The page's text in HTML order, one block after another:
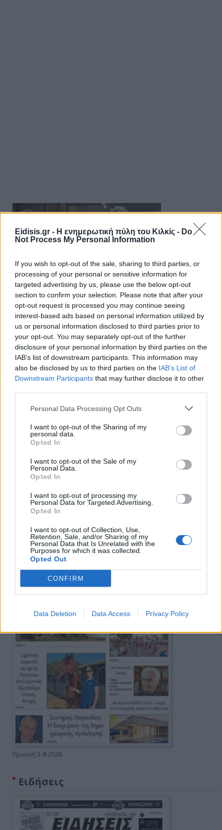
Eidisis.gr - Η ενημερωτική πύλη του Κιλκίς - Do
Not Process My Personal Information
If you wish to opt-out of the sale, sharing to third parties, or
processing of your personal or sensitive information for
targeted advertising by us, please use the below opt-out
section to confirm your selection. Please note that after your
opt-out request is processed you may continue seeing
interest-based ads based on personal information utilized by
us or personal information disclosed to third parties prior to
your opt-out. You may separately opt-out of the further
disclosure of your personal information by third parties on the
IAB’s list of downstream participants. This information may
also be disclosed by us to third parties on the IAB’s List of
Downstream Participants that may further disclose it to other
Personal Data Processing Opt Outs
I want to opt-out of the Sharing of my
personal data.
Opted In
I want to opt-out of the Sale of my
Personal Data.
Opted In
I want to opt-out of processing my
Personal Data for Targeted Advertising.
Opted In
I want to opt-out of Collection, Use,
Retention, Sale, and/or Sharing of my
Personal Data that Is Unrelated with the
Purposes for which it was collected.
Opted Out
CONFIRM
Data Deletion Data Access Privacy Policy
Πρωινή
Πρωινή 5-8-2026
Ειδήσεις